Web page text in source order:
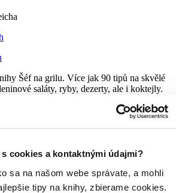
cookies a kontaktnými údajmi?
sa na našom webe správate, a mohli
tipy na knihy, zbierame cookies.
Šéf na grilu. Více jak 90 tipů na skvělé
saláty, ryby, dezerty, ale i koktejly.
perfektní menu na vaši zahradní párty,
právě „Vy“.
vykúpili cez Knihovrátoka je vo
Knihu sme označili nálepkou, ktorá môže
zanechať stopy.